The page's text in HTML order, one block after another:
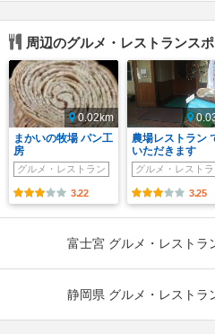
周辺のグルメ・レストランスポ
0.02km
まかいの牧場 パン工
房
グルメ・レストラン
3.22
農場レストラン
いただきます
グルメ・レストラ
3.25
富士宮 グルメ・レストラ
静岡県 グルメ・レストラ